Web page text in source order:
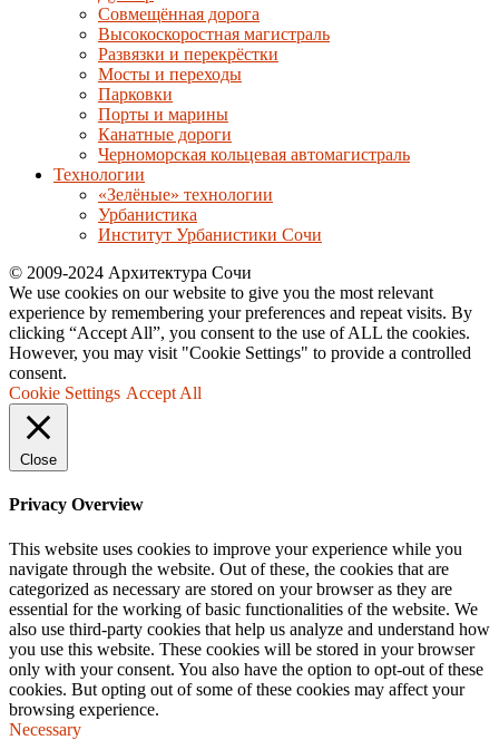
Совмещённая дорога
Высокоскоростная магистраль
Развязки и перекрёстки
Мосты и переходы
Парковки
Порты и марины
Канатные дороги
Черноморская кольцевая автомагистраль
Технологии
«Зелёные» технологии
Урбанистика
Институт Урбанистики Сочи
© 2009-2024 Архитектура Сочи
We use cookies on our website to give you the most relevant
experience by remembering your preferences and repeat visits. By
clicking “Accept All”, you consent to the use of ALL the cookies.
However, you may visit "Cookie Settings" to provide a controlled
consent.
Cookie Settings Accept All
Close
Privacy Overview
This website uses cookies to improve your experience while you
navigate through the website. Out of these, the cookies that are
categorized as necessary are stored on your browser as they are
essential for the working of basic functionalities of the website. We
also use third-party cookies that help us analyze and understand how
you use this website. These cookies will be stored in your browser
only with your consent. You also have the option to opt-out of these
cookies. But opting out of some of these cookies may affect your
browsing experience.
Necessary